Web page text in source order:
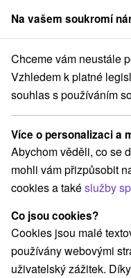
člen skupinySorger
Banskobystrický kraj
Wellness
Tále
Navigovat do místa
O ZAŘÍZENÍ
Na vašem soukromí
Chceme vám neustále
Vzhledem k platné
souhlas s používáním
Více o personalizaci a
Abychom věděli, co se
mohli vám přizpůsobit
cookies a takéslužby
Co jsou cookies?
Cookies jsou malé
používány webovými
uživatelský zážitek.